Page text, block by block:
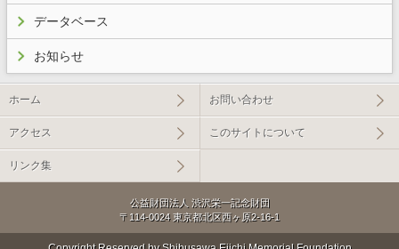
データベース
お知らせ
ホーム お問い合わせ
アクセス このサイトについて
リンク集
公益財団法人 渋沢栄一記念財団
〒114-0024 東京都北区西ヶ原2-16-1